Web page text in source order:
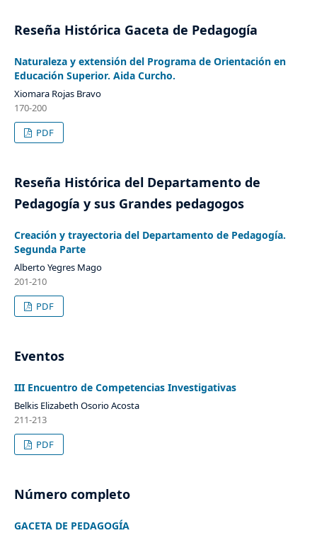
Reseña Histórica Gaceta de Pedagogía
Naturaleza y extensión del Programa de Orientación en
Educación Superior. Aida Curcho.
Xiomara Rojas Bravo
170-200
PDF
Reseña Histórica del Departamento de
Pedagogía y sus Grandes pedagogos
Creación y trayectoria del Departamento de Pedagogía.
Segunda Parte
Alberto Yegres Mago
201-210
PDF
Eventos
III Encuentro de Competencias Investigativas
Belkis Elizabeth Osorio Acosta
211-213
PDF
Número completo
GACETA DE PEDAGOGÍA